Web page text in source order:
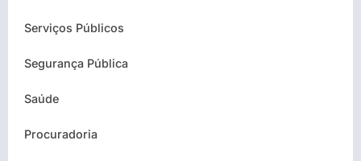
Serviços Públicos
Segurança Pública
Saúde
Procuradoria